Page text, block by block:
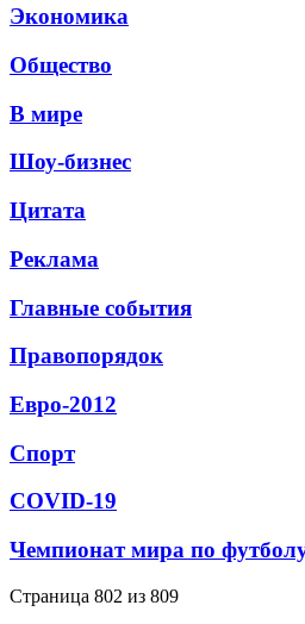
Экономика
Общество
В мире
Шоу-бизнес
Цитата
Реклама
Главные события
Правопорядок
Евро-2012
Спорт
СОVID-19
Чемпионат мира по
Страница 802 из 809